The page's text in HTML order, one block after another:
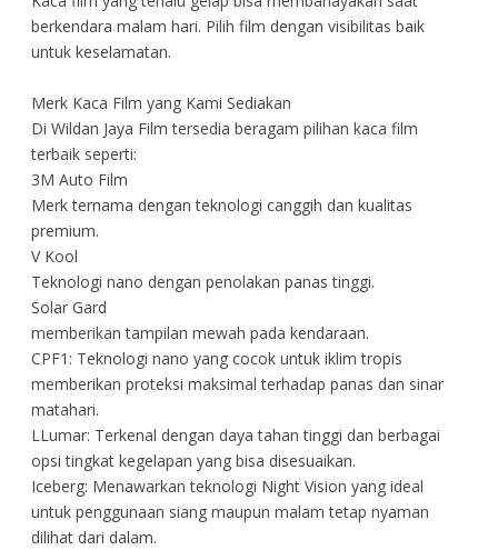
berkendara malam hari. Pilih film dengan visibilitas baik
untuk keselamatan.
Merk Kaca Film yang Kami Sediakan
Di Wildan Jaya Film tersedia beragam pilihan kaca film
terbaik seperti:
3M Auto Film
Merk ternama dengan teknologi canggih dan kualitas
premium.
V Kool
Teknologi nano dengan penolakan panas tinggi.
Solar Gard
memberikan tampilan mewah pada kendaraan.
CPF1: Teknologi nano yang cocok untuk iklim tropis
memberikan proteksi maksimal terhadap panas dan sinar
matahari.
LLumar: Terkenal dengan daya tahan tinggi dan berbagai
opsi tingkat kegelapan yang bisa disesuaikan.
Iceberg: Menawarkan teknologi Night Vision yang ideal
untuk penggunaan siang maupun malam tetap nyaman
dilihat dari dalam.